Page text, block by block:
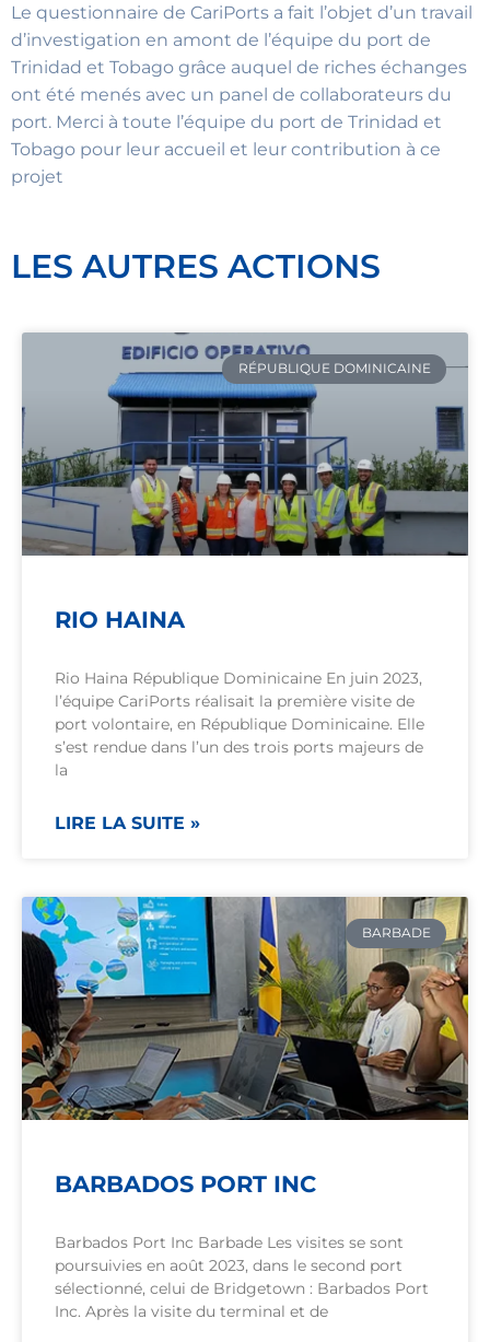
Le questionnaire de CariPorts a fait l’objet d’un travail
d’investigation en amont de l’équipe du port de
Trinidad et Tobago grâce auquel de riches échanges
ont été menés avec un panel de collaborateurs du
port. Merci à toute l’équipe du port de Trinidad et
Tobago pour leur accueil et leur contribution à ce
projet
LES AUTRES ACTIONS
RÉPUBLIQUE DOMINICAINE
RIO HAINA
Rio Haina République Dominicaine En juin 2023,
l’équipe CariPorts réalisait la première visite de
port volontaire, en République Dominicaine. Elle
s’est rendue dans l’un des trois ports majeurs de
la
LIRE LA SUITE »
BARBADE
BARBADOS PORT INC
Barbados Port Inc Barbade Les visites se sont
poursuivies en août 2023, dans le second port
sélectionné, celui de Bridgetown : Barbados Port
Inc. Après la visite du terminal et de